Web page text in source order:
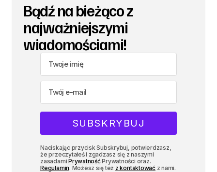
Bądź na bieżąco z
najważniejszymi
wiadomościami!
Naciskając przycisk Subskrybuj, potwierdzasz,
że przeczytałeś i zgadzasz się z naszymi
zasadamiPrywatnośćPrywatności oraz.
Regulamin. Możesz się też z kontaktowaćz nami.